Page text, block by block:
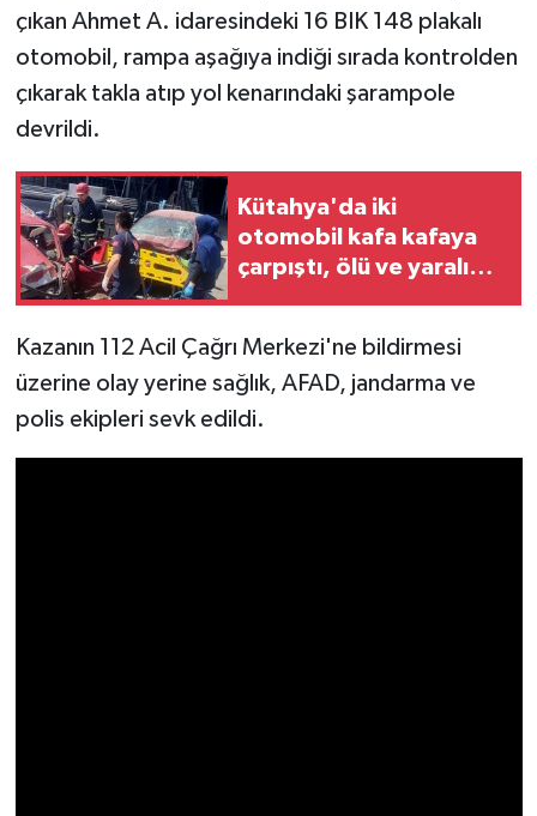
çıkan Ahmet A. idaresindeki 16 BIK 148 plakalı
otomobil, rampa aşağıya indiği sırada kontrolden
çıkarak takla atıp yol kenarındaki şarampole
devrildi.
Kütahya'da iki
otomobil kafa kafaya
çarpıştı, ölü ve yaralı
Kazanın 112 Acil Çağrı Merkezi'ne bildirmesi
üzerine olay yerine sağlık, AFAD, jandarma ve
polis ekipleri sevk edildi.
Kütahya
Magazin
Pazarlar
Politika
Resmi İlan
Rüya Tabirleri
Sağlık